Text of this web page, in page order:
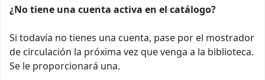
¿No tiene una cuenta activa en el catálogo?
Si todavía no tienes una cuenta, pase por el mostrador
de circulación la próxima vez que venga a la biblioteca.
Se le proporcionará una.